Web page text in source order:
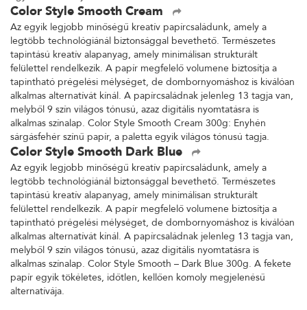
Color Style Smooth Cream
Az egyik legjobb minőségű kreatív papírcsaládunk, amely a
legtöbb technológiánál biztonsággal bevethető. Természetes
tapintású kreatív alapanyag, amely minimálisan strukturált
felülettel rendelkezik. A papír megfelelő volumene biztosítja a
tapintható prégelési mélységet, de dombornyomáshoz is kiválóan
alkalmas alternatívát kínál. A papírcsaládnak jelenleg 13 tagja van,
melyből 9 szín világos tónusú, azaz digitális nyomtatásra is
alkalmas színalap. Color Style Smooth Cream 300g: Enyhén
sárgásfehér színű papír, a paletta egyik világos tónusú tagja.
Color Style Smooth Dark Blue
Az egyik legjobb minőségű kreatív papírcsaládunk, amely a
legtöbb technológiánál biztonsággal bevethető. Természetes
tapintású kreatív alapanyag, amely minimálisan strukturált
felülettel rendelkezik. A papír megfelelő volumene biztosítja a
tapintható prégelési mélységet, de dombornyomáshoz is kiválóan
alkalmas alternatívát kínál. A papírcsaládnak jelenleg 13 tagja van,
melyből 9 szín világos tónusú, azaz digitális nyomtatásra is
alkalmas színalap. Color Style Smooth – Dark Blue 300g. A fekete
papír egyik tökéletes, időtlen, kellően komoly megjelenésű
alternatívája.